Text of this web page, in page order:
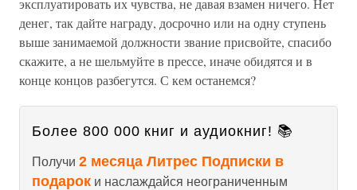
эксплуатировать их чувства, не давая взамен ничего. Нет
денег, так дайте награду, досрочно или на одну ступень
выше занимаемой должности звание присвойте, спасибо
скажите, а не шельмуйте в прессе, иначе обидятся и в
конце концов разбегутся. С кем останемся?
Более 800 000 книг и аудиокниг! 📚
Получи 2 месяца Литрес Подписки в
подарок и наслаждайся неограниченным